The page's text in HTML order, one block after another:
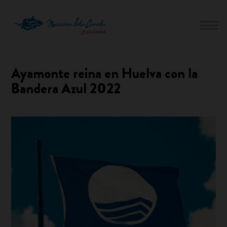
Ayamonte reina en Huelva con la
Bandera Azul 2022